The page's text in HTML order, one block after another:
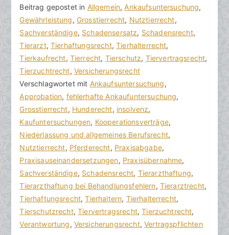
V
o
n
h
o
r
a
k
R
e
c
h
t
s
a
n
w
ä
B
e
i
t
r
a
g
v
e
r
ö
f
f
e
n
t
l
i
Beitrag gepostet in Allgemein, Ankaufsuntersuchung,
Gewährleistung, Grosstierrecht, Nutztierrecht,
Sachverständige, Schadensersatz, Schadensrecht,
Tierarzt,Tierhaftungsrecht,Tierhalterrecht,
Tierkaufrecht, Tierrecht, Tierschutz, Tiervertragsrecht,
Tierzuchtrecht, Versicherungsrecht
Verschlagwortet mit Ankaufsuntersuchung,
Approbation, fehlerhafte Ankaufuntersuchung,
Grosstierrecht, Hunderecht, insolvenz,
Kaufuntersuchungen, Kooperationsverträge,
Niederlassung und allgemeines Berufsrecht,
Nutztierrecht, Pferderecht, Praxisabgabe,
Praxisauseinandersetzungen, Praxisübernahme,
Sachverständige, Schadensrecht, Tierarzthaftung,
Tierarzthaftung bei Behandlungsfehlern, Tierarztrecht,
Tierhaftungsrecht,Tierhaltern, Tierhalterrecht,
Tierschutzrecht,Tiervertragsrecht,Tierzuchtrecht,
Verantwortung, Versicherungsrecht,Vertragspflichten
K
e
i
n
e
K
o
m
m
e
n
t
a
r
e
zu
Tierarztaufgaben
und